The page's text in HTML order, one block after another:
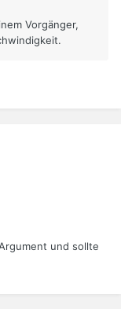
Vorgänger,
und sollte